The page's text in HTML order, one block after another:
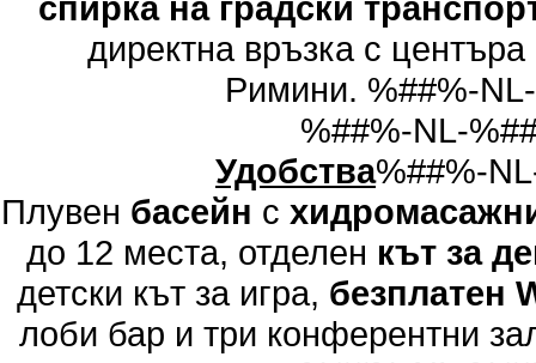
директна връзка с
Римини. %##%-
%##%-NL-
Удобства%##%-
Плувен басейн с
до 12 места, отделен кът за
детски кът за игра, безплатен
лоби бар и три конферентни